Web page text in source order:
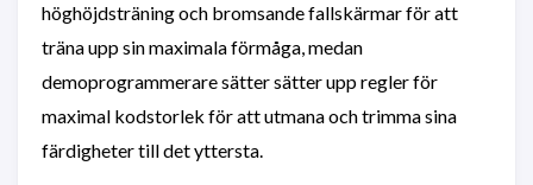
höghöjdsträning och bromsande fallskärmar för att
träna upp sin maximala förmåga, medan
demoprogrammerare sätter sätter upp regler för
maximal kodstorlek för att utmana och trimma sina
färdigheter till det yttersta.